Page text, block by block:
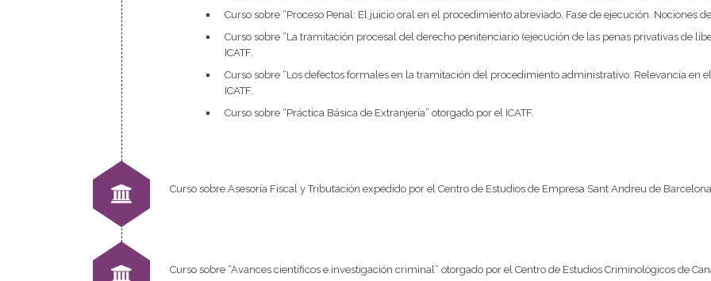
Curso sobre “Proceso Penal: El juicio oral en el procedimiento abreviado. Fase de ejecución. Nociones
Curso sobre “La tramitación procesal del derecho penitenciario (ejecución de las penas privativas de
ICATF.
Curso sobre “Los defectos formales en la tramitación del procedimiento administrativo: Relevancia en
ICATF.
Curso sobre “Práctica Básica de Extranjería” otorgado por el ICATF.
Curso sobre Asesoría Fiscal y Tributación expedido por el Centro de Estudios de Empresa Sant Andreu de Barcelona.
Curso sobre “Avances científicos e investigación criminal” otorgado por el Centro de Estudios Criminológicos de